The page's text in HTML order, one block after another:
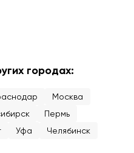
городах:
Москва
Пермь
Уфа Челябинск